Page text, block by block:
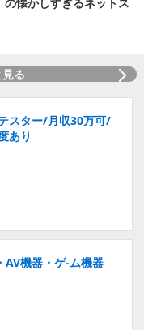
る
スター/月収30万可/
あり
AV機器・ゲ-ム機器